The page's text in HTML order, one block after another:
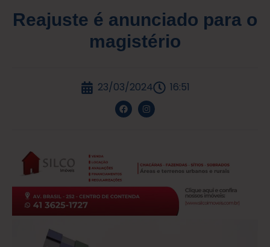
Reajuste é anunciado para o
magistério
23/03/2024 16:51